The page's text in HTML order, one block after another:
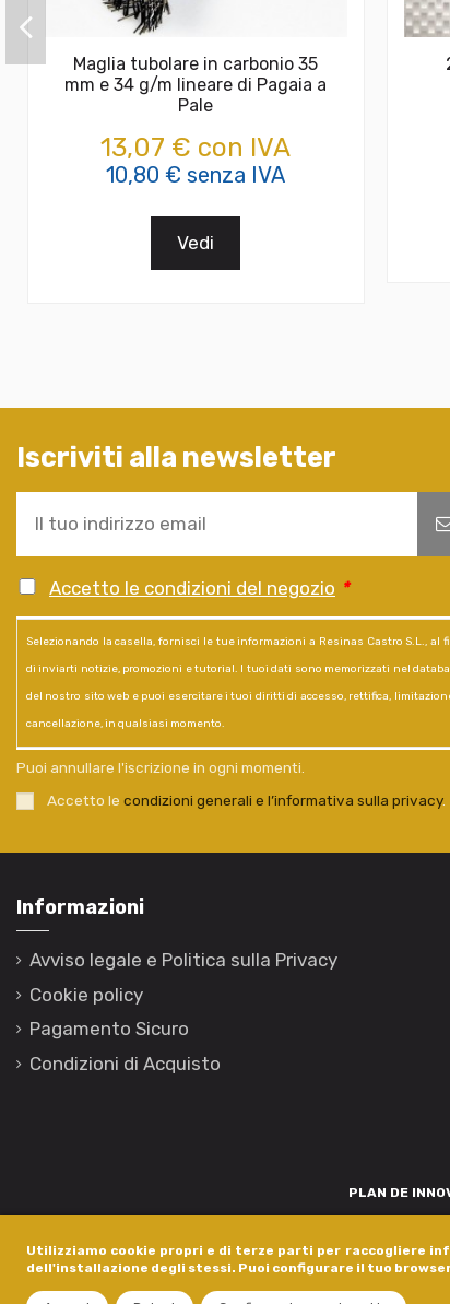
Utilizziamo cookie propri e di terze parti per raccogliere
dell'installazione degli stessi. Puoi configurare il tuo
Maglia tubolare in carbonio 35
mm e 34 g/m lineare di Pagaia a
Pale
13,07 € con IVA
10,80 € senza IVA
Vedi
Iscriviti alla newsletter
Accetto le condizioni del negozio *
Selezionando la casella, fornisci le tue informazioni a Resinas Castro S.L., al
di inviarti notizie, promozioni e tutorial. I tuoi dati sono memorizzati nel
del nostro sito web e puoi esercitare i tuoi diritti di accesso, rettifica,
cancellazione, in qualsiasi momento.
Puoi annullare l'iscrizione in ogni momenti.
Accetto le condizioni generali e l’informativa sulla privacy.
Informazioni
Avviso legale e Politica sulla Privacy
Cookie policy
Pagamento Sicuro
Condizioni di Acquisto
PLAN DE
está financiada pola Xunta de Galicia, a través de axudas
dentro do